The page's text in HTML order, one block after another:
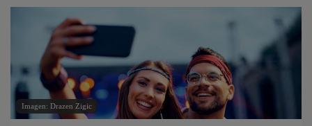
Imagen: Drazen Zigic